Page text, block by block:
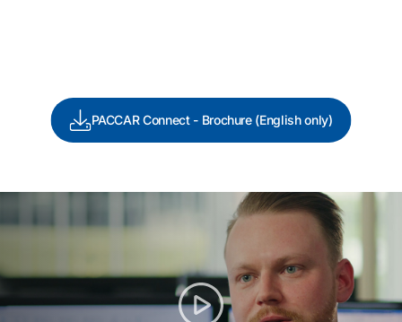
PACCAR Connect - Brochure (English only)